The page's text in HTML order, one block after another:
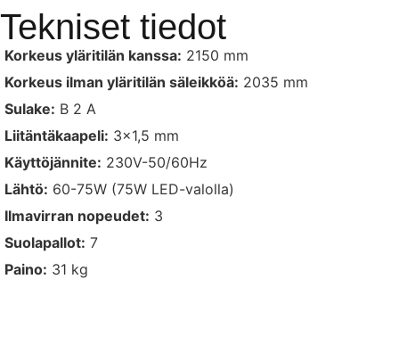
Tekniset tiedot
Korkeus yläritilän kanssa: 2150 mm
Korkeus ilman yläritilän säleikköä: 2035 mm
Sulake: B 2 A
Liitäntäkaapeli: 3×1,5 mm
Käyttöjännite: 230V-50/60Hz
Lähtö: 60-75W (75W LED-valolla)
Ilmavirran nopeudet: 3
Suolapallot: 7
Paino: 31 kg